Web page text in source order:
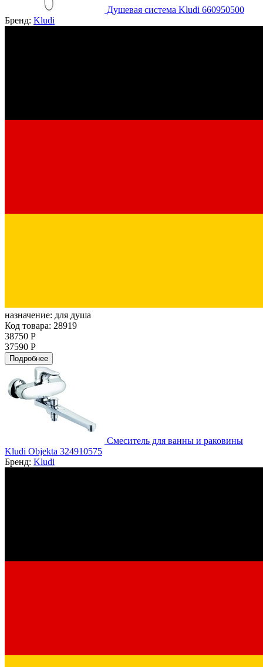
Душевая система Kludi 660950500
Бренд: Kludi
назначение: для душа
Код товара: 28919
38750 Р
37590 Р
Подробнее
Смеситель для ванны и раковины
Kludi Objekta 324910575
Бренд: Kludi